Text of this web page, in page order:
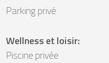
Parking privé
Wellness et loisir:
Piscine privée